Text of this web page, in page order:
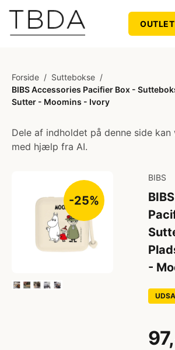
OUTLET
Forside / Suttebokse /
BIBS Accessories Pacifier Box -
Sutter - Moomins - Ivory
Dele af indholdet på denne side
med hjælp fra AI.
-25%
BIBS
-